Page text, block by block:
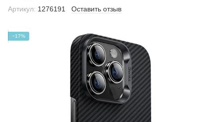
Артикул: 1276191 Оставить отзыв
−17%